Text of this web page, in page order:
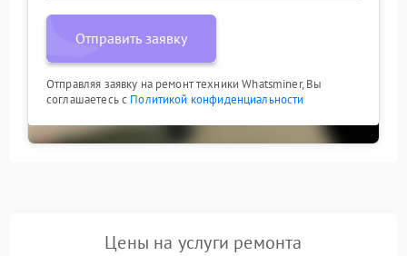
Отправить заявку
Отправляя заявку на ремонт техники Whatsminer, Вы
соглашаетесь с Политикой конфиденциальности
Цены на услуги ремонта